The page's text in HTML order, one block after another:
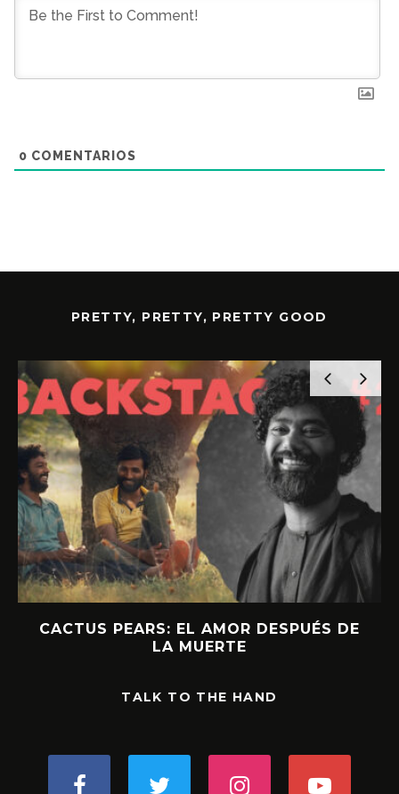
0 COMENTARIOS
PRETTY, PRETTY, PRETTY GOOD
CACTUS PEARS: EL AMOR DESPUÉS DE
LA MUERTE
TALK TO THE HAND